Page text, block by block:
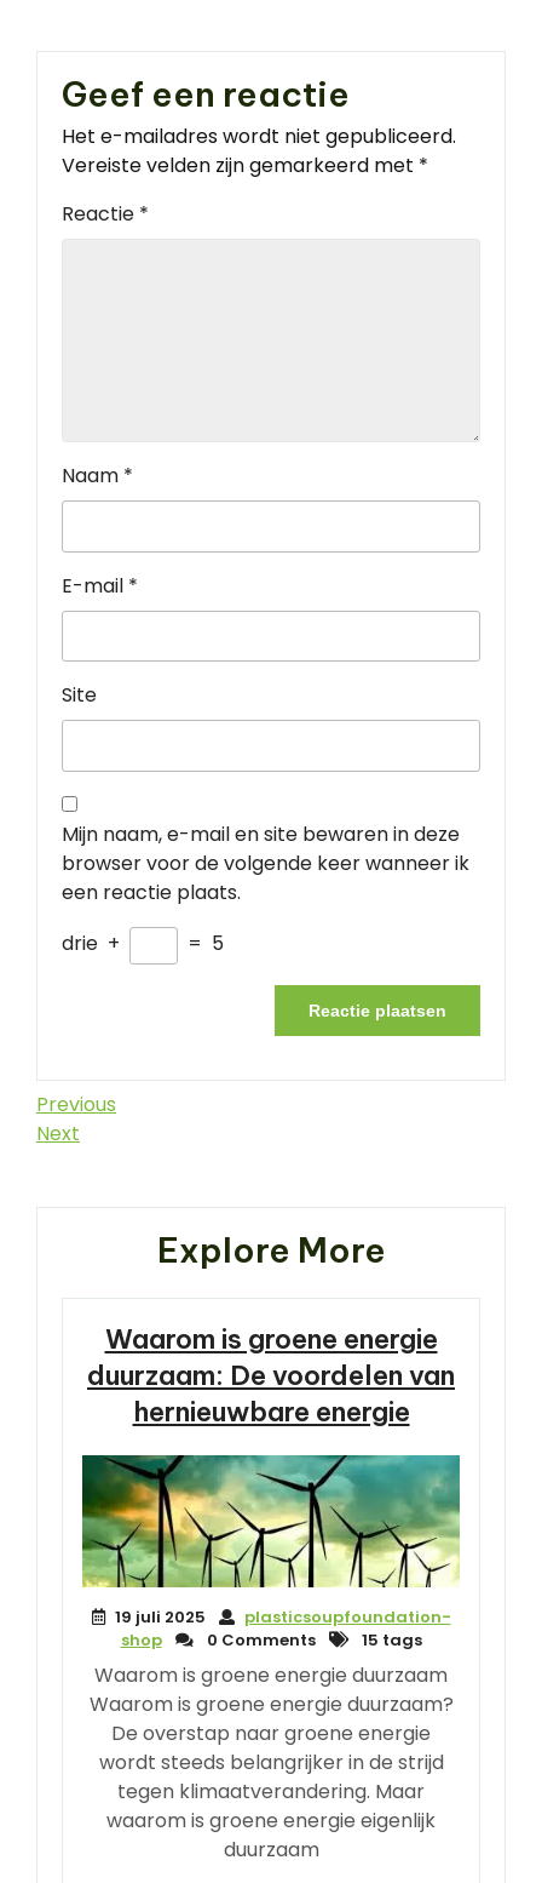
Geef een reactie
Het e-mailadres wordt niet gepubliceerd.
Vereiste velden zijn gemarkeerd met *
Reactie *
Naam *
E-mail *
Site
Mijn naam, e-mail en site bewaren in deze
browser voor de volgende keer wanneer ik
een reactie plaats.
drie + = 5
Berichtnavigatie
Previous
Post
Previous
Next
Next
Explore More
Waarom is groene energie
duurzaam: De voordelen van
hernieuwbare energie
19 juli 2025
plasticsoupfoundation-
shop
0 Comments 15 tags
Waarom is groene energie duurzaam
Waarom is groene energie duurzaam?
De overstap naar groene energie
wordt steeds belangrijker in de strijd
tegen klimaatverandering. Maar
waarom is groene energie eigenlijk
duurzaam